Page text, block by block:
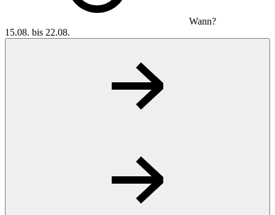
Wann?
15.08. bis 22.08.